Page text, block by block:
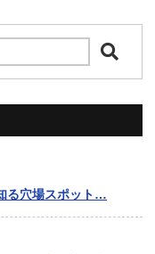
る穴場スポット…